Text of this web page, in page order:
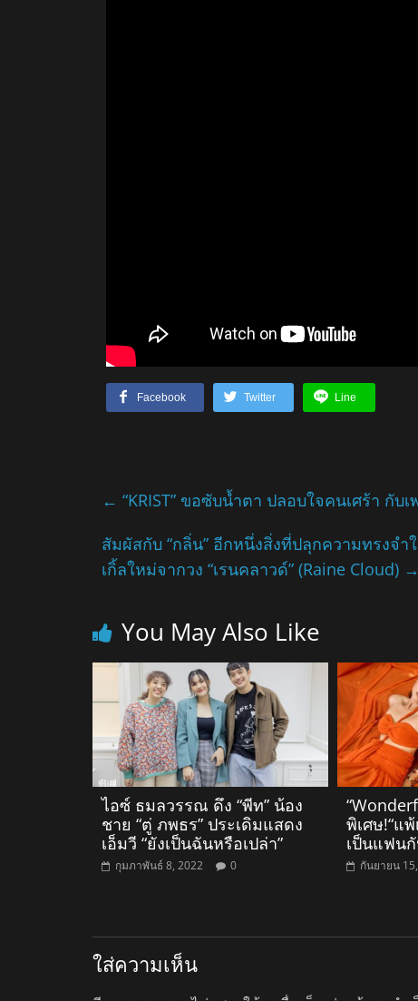
Facebook Twitter Line
← “KRIST” ขอซับน้ำตา ปลอบใจคนเศร้า กับเ
สัมผัสกับ “กลิ่น” อีกหนึ่งสิ่งที่ปลุกความทรงจำ
เกิ้ลใหม่จากวง “เรนคลาวด์” (Raine Cloud) →
You May Also Like
ไอซ์ ธมลวรรณ ดึง “พีท” น้อง
ชาย “ตู่ ภพธร” ประเดิมแสดง
เอ็มวี “ยังเป็นฉันหรือเปล่า”
กุมภาพันธ์ 8, 2022 0
พิเศษ!“แ
เป็นแฟน
กันยายน
ใส่ความเห็น